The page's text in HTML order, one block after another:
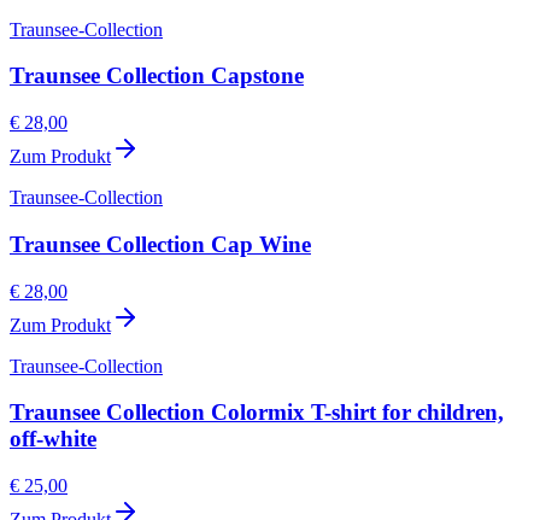
Traunsee-Collection
Traunsee Collection Capstone
€ 28,00
Zum Produkt
Traunsee-Collection
Traunsee Collection Cap Wine
€ 28,00
Zum Produkt
Traunsee-Collection
Traunsee Collection Colormix T-shirt for children,
off-white
€ 25,00